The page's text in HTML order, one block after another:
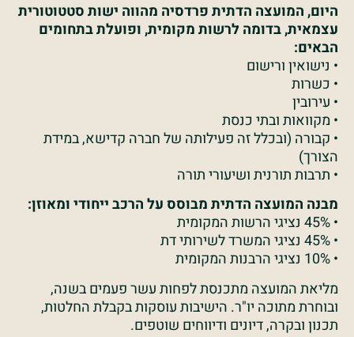
היום, המועצה הדתית פרדסיה מהווה ישות סטטוטורית
עצמאית, בדומה לרשות מקומית, ופועלת בתחומים
הבאים:
• נישואין ורישום
• כשרות
• עירובין
• מקוואות ובתי כנסת
• קבורה (ובכלל זה פעילותה של חברה קדישא, במידת
הצורך)
• תרבות תורנית ושיעורי תורה
מבנה המועצה הדתית מבוסס על הרכב ייחודי ומאוזן:
• 45% נציגי הרשות המקומית
• 45% נציגי המשרד לשירותי דת
• 10% נציגי הרבנות המקומית
מליאת המועצה מתכנסת לפחות עשר פעמים בשנה,
ובוחרת מתוכה יו"ר. הישיבות עוסקות בקבלת החלטות,
תכנון ובקרה, דיונים ודיווחים שוטפים.